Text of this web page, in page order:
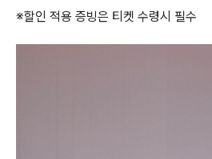
※할인 적용 증빙은 티켓 수령시 필수